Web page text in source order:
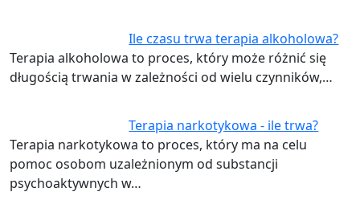
Ile czasu trwa terapia alkoholowa?
Terapia alkoholowa to proces, który może różnić się
długością trwania w zależności od wielu czynników,…
Terapia narkotykowa - ile trwa?
Terapia narkotykowa to proces, który ma na celu
pomoc osobom uzależnionym od substancji
psychoaktywnych w…